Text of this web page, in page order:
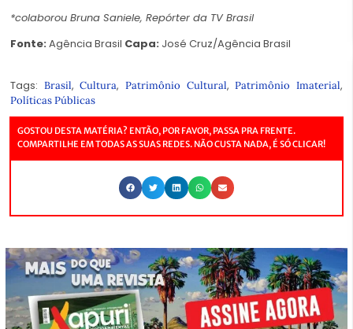
*colaborou Bruna Saniele, Repórter da TV Brasil
Fonte: Agência Brasil Capa: José Cruz/Agência Brasil
Tags: Brasil,Cultura,Patrimônio Cultural,Patrimônio Imaterial,
Políticas Públicas
GOSTOU DESTA MATÉRIA? ENTÃO, POR FAVOR, PASSA PRA FRENTE.
COMPARTILHE EM TODAS AS SUAS REDES. NÃO CUSTA NADA, É SÓ CLICAR!